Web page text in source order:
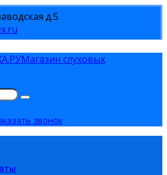
д.5
Магазин слуховых
звонок